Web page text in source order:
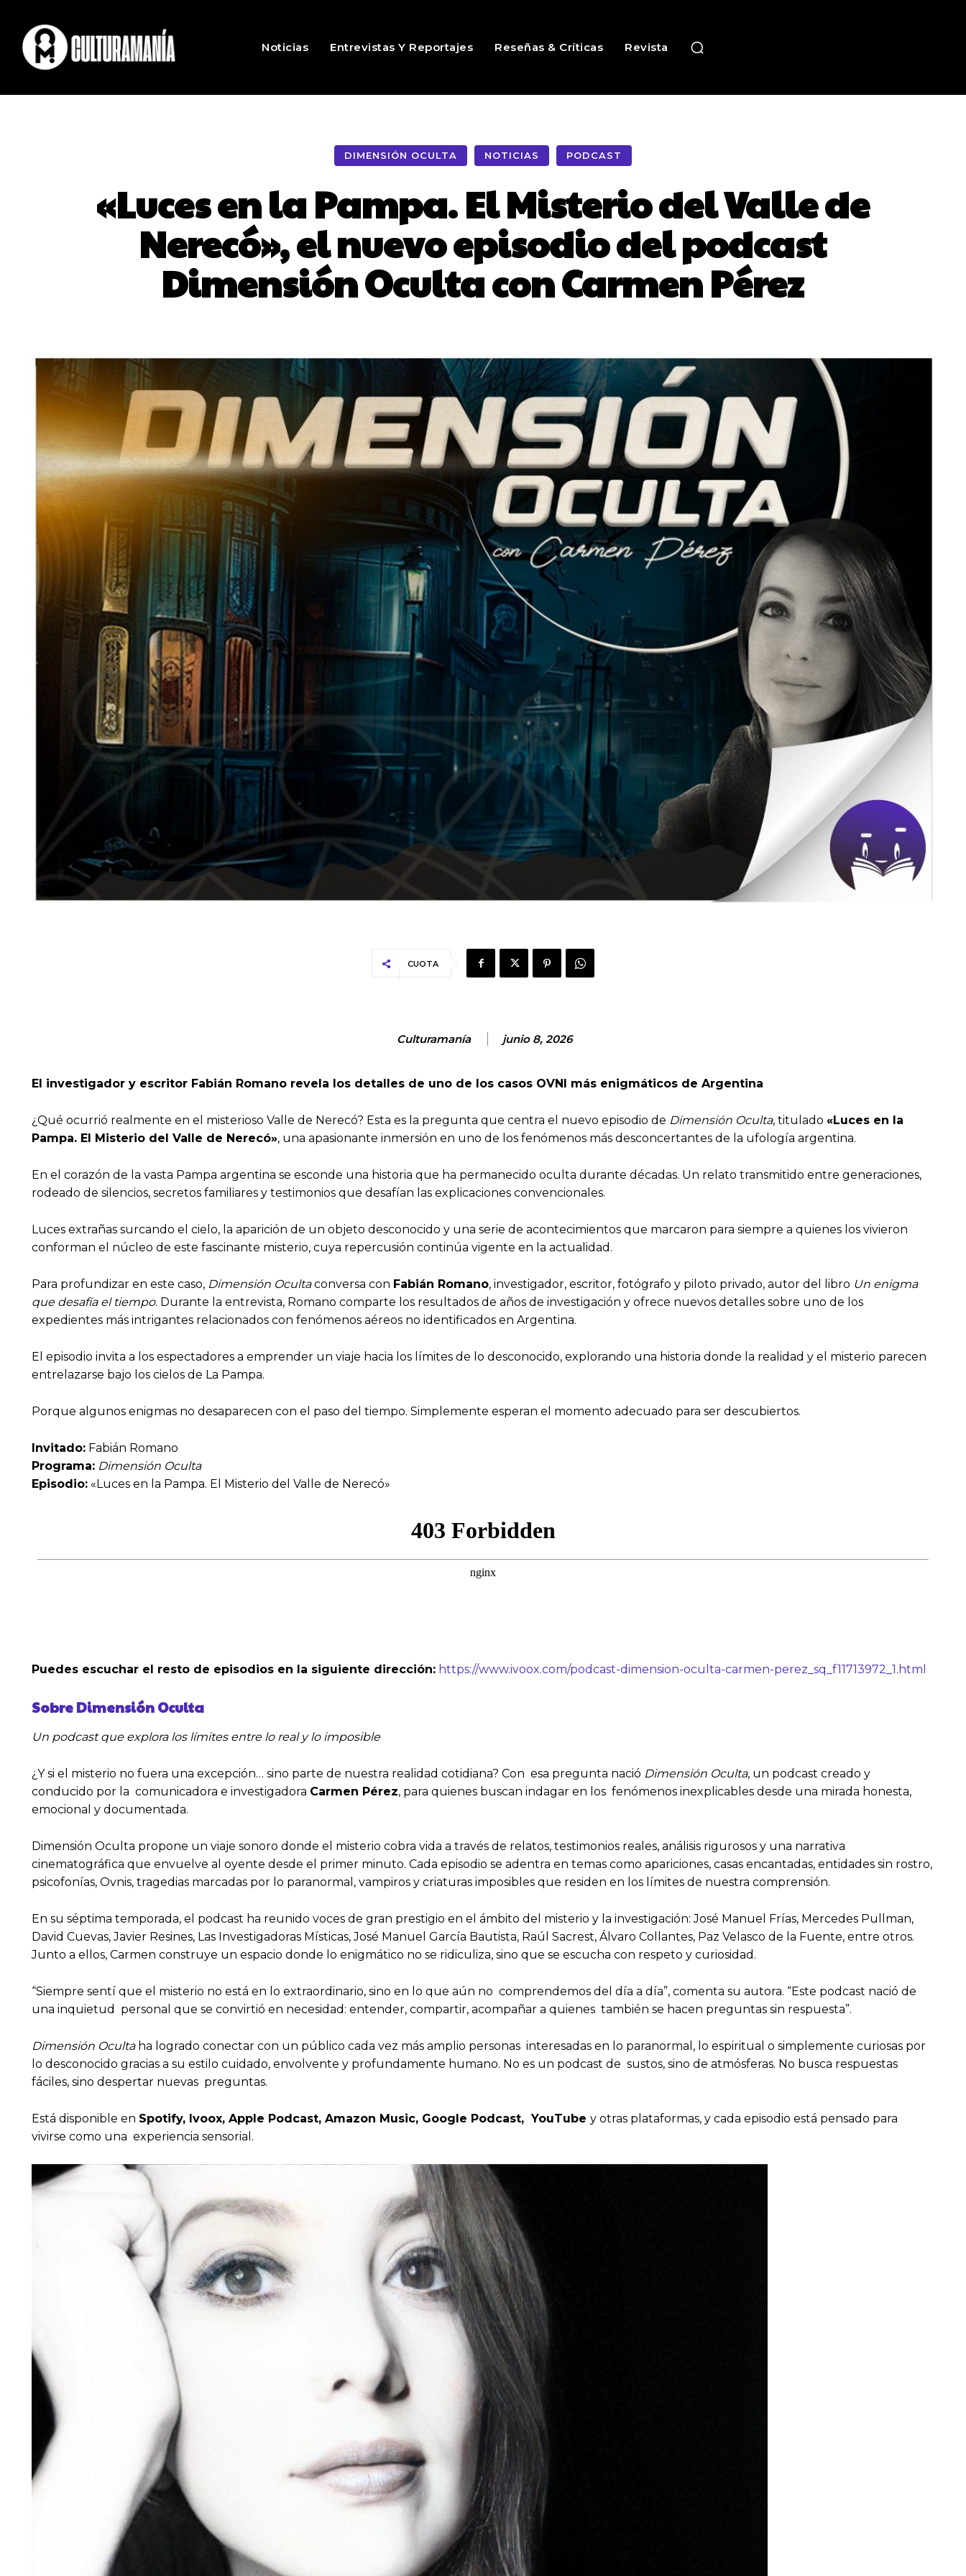
Noticias Entrevistas Y Reportajes Reseñas & Críticas Revista
DIMENSIÓN OCULTA NOTICIAS PODCAST
«Luces en la Pampa. El Misterio del Valle de
Nerecó», el nuevo episodio del podcast
Dimensión Oculta con Carmen Pérez
CUOTA
Culturamanía junio 8, 2026
El investigador y escritor Fabián Romano revela los detalles de uno de los casos OVNI más enigmáticos de Argentina
¿Qué ocurrió realmente en el misterioso Valle de Nerecó? Esta es la pregunta que centra el nuevo episodio de Dimensión Oculta, titulado «Luces en la
Pampa. El Misterio del Valle de Nerecó», una apasionante inmersión en uno de los fenómenos más desconcertantes de la ufología argentina.
En el corazón de la vasta Pampa argentina se esconde una historia que ha permanecido oculta durante décadas. Un relato transmitido entre generaciones,
rodeado de silencios, secretos familiares y testimonios que desafían las explicaciones convencionales.
Luces extrañas surcando el cielo, la aparición de un objeto desconocido y una serie de acontecimientos que marcaron para siempre a quienes los vivieron
conforman el núcleo de este fascinante misterio, cuya repercusión continúa vigente en la actualidad.
Para profundizar en este caso, Dimensión Ocultaconversa con Fabián Romano, investigador, escritor, fotógrafo y piloto privado, autor del libro Un enigma
que desafía el tiempo. Durante la entrevista, Romano comparte los resultados de años de investigación y ofrece nuevos detalles sobre uno de los
expedientes más intrigantes relacionados con fenómenos aéreos no identificados en Argentina.
El episodio invita a los espectadores a emprender un viaje hacia los límites de lo desconocido, explorando una historia donde la realidad y el misterio parecen
entrelazarse bajo los cielos de La Pampa.
Porque algunos enigmas no desaparecen con el paso del tiempo. Simplemente esperan el momento adecuado para ser descubiertos.
Invitado: Fabián Romano
Programa: Dimensión Oculta
Episodio: «Luces en la Pampa. El Misterio del Valle de Nerecó»
Puedes escuchar el resto de episodios en la siguiente dirección: https://www.ivoox.com/podcast-dimension-oculta-carmen-perez_sq_f11713972_1.html
Sobre Dimensión Oculta
Un podcast que explora los límites entre lo real y lo imposible
¿Y si el misterio no fuera una excepción… sino parte de nuestra realidad cotidiana? Con esa pregunta nació Dimensión Oculta, un podcast creado y
conducido por la comunicadora e investigadora Carmen Pérez, para quienes buscan indagar en los fenómenos inexplicables desde una mirada honesta,
emocional y documentada.
Dimensión Oculta propone un viaje sonoro donde el misterio cobra vida a través de relatos, testimonios reales, análisis rigurosos y una narrativa
cinematográfica que envuelve al oyente desde el primer minuto. Cada episodio se adentra en temas como apariciones, casas encantadas, entidades sin rostro,
psicofonías, Ovnis, tragedias marcadas por lo paranormal, vampiros y criaturas imposibles que residen en los límites de nuestra comprensión.
En su séptima temporada, el podcast ha reunido voces de gran prestigio en el ámbito del misterio y la investigación: José Manuel Frías, Mercedes Pullman,
David Cuevas, Javier Resines, Las Investigadoras Místicas, José Manuel García Bautista, Raúl Sacrest, Álvaro Collantes, Paz Velasco de la Fuente, entre otros.
Junto a ellos, Carmen construye un espacio donde lo enigmático no se ridiculiza, sino que se escucha con respeto y curiosidad.
“Siempre sentí que el misterio no está en lo extraordinario, sino en lo que aún no comprendemos del día a día”, comenta su autora. “Este podcast nació de
una inquietud personal que se convirtió en necesidad: entender, compartir, acompañar a quienes también se hacen preguntas sin respuesta”.
Dimensión Oculta ha logrado conectar con un público cada vez más amplio personas interesadas en lo paranormal, lo espiritual o simplemente curiosas por
lo desconocido gracias a su estilo cuidado, envolvente y profundamente humano. No es un podcast de sustos, sino de atmósferas. No busca respuestas
fáciles, sino despertar nuevas preguntas.
Está disponible en Spotify, Ivoox, Apple Podcast, Amazon Music, Google Podcast, YouTube y otras plataformas, y cada episodio está pensado para
vivirse como una experiencia sensorial.